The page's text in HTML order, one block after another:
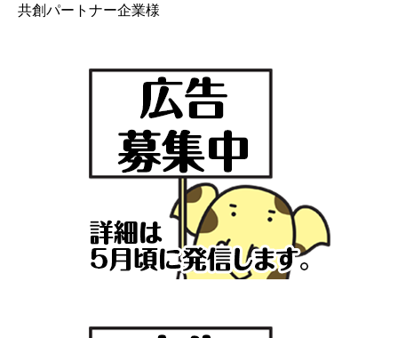
共創パートナー企業様